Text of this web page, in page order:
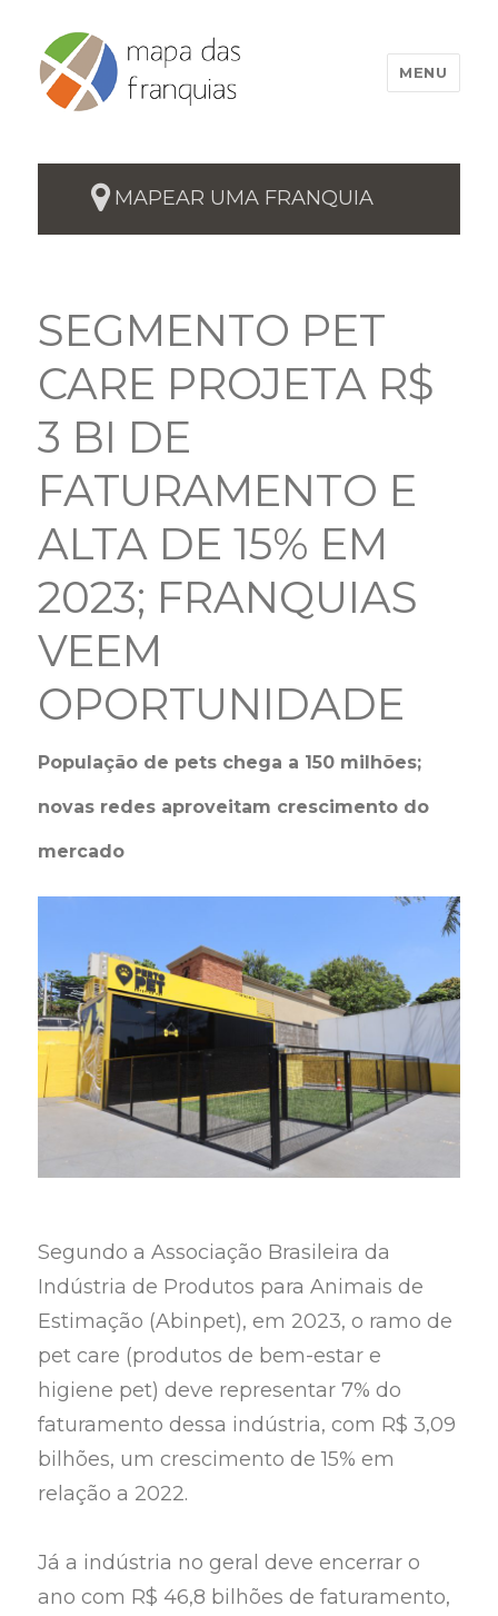
MENU
MAPEAR UMA FRANQUIA
SEGMENTO PET
CARE PROJETA R$
3 BI DE
FATURAMENTO E
ALTA DE 15% EM
2023; FRANQUIAS
VEEM
OPORTUNIDADE
População de pets chega a 150 milhões;
novas redes aproveitam crescimento do
mercado
Segundo a Associação Brasileira da
Indústria de Produtos para Animais de
Estimação (Abinpet), em 2023, o ramo de
pet care (produtos de bem-estar e
higiene pet) deve representar 7% do
faturamento dessa indústria, com R$ 3,09
bilhões, um crescimento de 15% em
relação a 2022.
Já a indústria no geral deve encerrar o
ano com R$ 46,8 bilhões de faturamento,